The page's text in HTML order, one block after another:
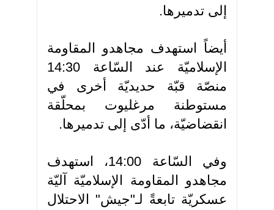
إلى تدميرها.
أيضاً استهدف مجاهدو المقاومة
الإسلاميّة عند السّاعة 14:30
منصّة قبّة حديديّة أخرى في
مستوطنة مرغليوت بمحلّقة
انقضاضيّة، ما أدّى إلى تدميرها.
وفي السّاعة 14:00، استهدف
مجاهدو المقاومة الإسلاميّة آليّة
عسكريّة تابعةً لـ"جيش" الاحتلال